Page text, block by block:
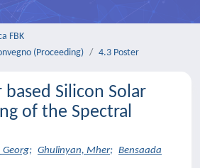
FBK
(Proceeding)
4.3 Poster
Silicon Solar
of the Spectral
Georg; Ghulinyan, Mher; Bensaada